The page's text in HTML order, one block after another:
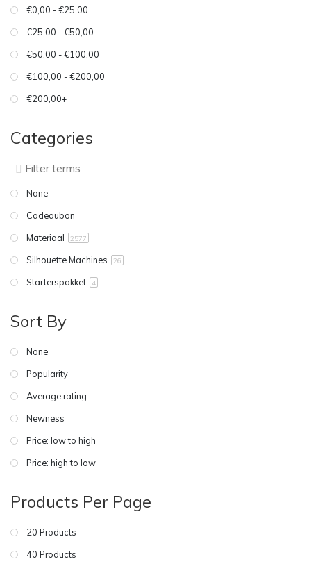
€0,00 - €25,00
€25,00 - €50,00
€50,00 - €100,00
€100,00 - €200,00
€200,00+
Categories
None
Cadeaubon
Materiaal
2577
Silhouette Machines 26
Starterspakket 4
Sort By
None
Popularity
Average rating
Newness
Price: low to high
Price: high to low
Products Per Page
20 Products
40 Products